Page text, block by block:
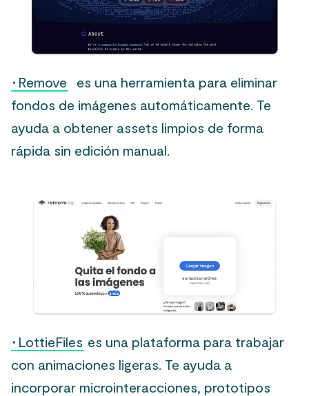
· Remove
es una herramienta para eliminar
fondos de imágenes automáticamente. Te
ayuda a obtener assets limpios de forma
rápida sin edición manual.
· LottieFiles es una plataforma para trabajar
con animaciones ligeras. Te ayuda a
incorporar microinteracciones, prototipos